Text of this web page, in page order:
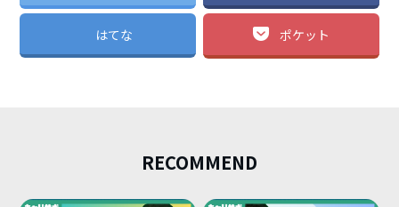
はてな ポケット
RECOMMEND